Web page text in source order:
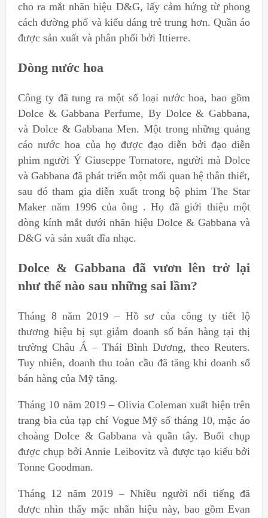
cho ra mắt nhãn hiệu D&G, lấy cảm hứng từ phong
cách đường phố và kiểu dáng trẻ trung hơn. Quần áo
được sản xuất và phân phối bởi Ittierre.
Dòng nước hoa
Công ty đã tung ra một số loại nước hoa, bao gồm
Dolce & Gabbana Perfume, By Dolce & Gabbana,
và Dolce & Gabbana Men. Một trong những quảng
cáo nước hoa của họ được đạo diễn bởi đạo diễn
phim người Ý Giuseppe Tornatore, người mà Dolce
và Gabbana đã phát triển một mối quan hệ thân thiết,
sau đó tham gia diễn xuất trong bộ phim The Star
Maker năm 1996 của ông . Họ đã giới thiệu một
dòng kính mắt dưới nhãn hiệu Dolce & Gabbana và
D&G và sản xuất đĩa nhạc.
Dolce & Gabbana đã vươn lên trở lại
như thế nào sau những sai lầm?
Tháng 8 năm 2019 – Hồ sơ của công ty tiết lộ
thương hiệu bị sụt giảm doanh số bán hàng tại thị
trường Châu Á – Thái Bình Dương, theo Reuters.
Tuy nhiên, doanh thu toàn cầu đã tăng khi doanh số
bán hàng của Mỹ tăng.
Tháng 10 năm 2019 – Olivia Coleman xuất hiện trên
trang bìa của tạp chí Vogue Mỹ số tháng 10, mặc áo
choàng Dolce & Gabbana và quần tây. Buổi chụp
được chụp bởi Annie Leibovitz và được tạo kiểu bởi
Tonne Goodman.
Tháng 12 năm 2019 – Nhiều người nổi tiếng đã
được nhìn thấy mặc nhãn hiệu này, bao gồm Evan